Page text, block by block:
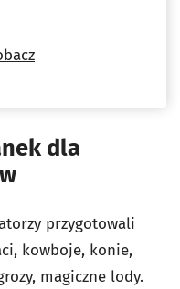
dla
przygotowali
kowboje, konie,
magiczne lody.